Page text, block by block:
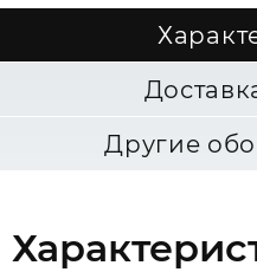
Другие